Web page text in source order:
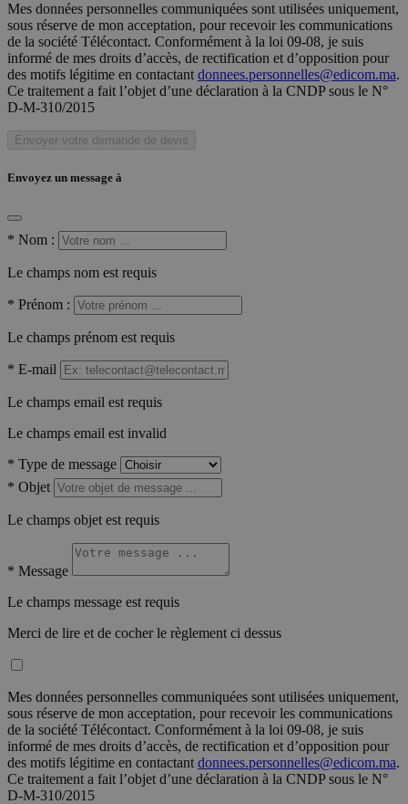
Mes données personnelles communiquées sont utilisées uniquement,
sous réserve de mon acceptation, pour recevoir les communications
de la société Télécontact. Conformément à la loi 09-08, je suis
informé de mes droits d’accès, de rectification et d’opposition pour
des motifs légitime en contactant donnees.personnelles@edicom.ma.
Ce traitement a fait l’objet d’une déclaration à la CNDP sous le N°
D-M-310/2015
Envoyer votre demande de devis
Envoyez un message à
* Nom :
Le champs nom est requis
* Prénom :
Le champs prénom est requis
* E-mail
Le champs email est requis
Le champs email est invalid
* Type de message
* Objet
Le champs objet est requis
* Message
Le champs message est requis
Merci de lire et de cocher le règlement ci dessus
Mes données personnelles communiquées sont utilisées uniquement,
sous réserve de mon acceptation, pour recevoir les communications
de la société Télécontact. Conformément à la loi 09-08, je suis
informé de mes droits d’accès, de rectification et d’opposition pour
des motifs légitime en contactant donnees.personnelles@edicom.ma.
Ce traitement a fait l’objet d’une déclaration à la CNDP sous le N°
D-M-310/2015